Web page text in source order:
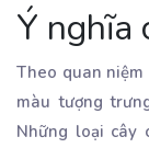
Ý nghĩa
Theo quan
màu tượng
Những loại cây